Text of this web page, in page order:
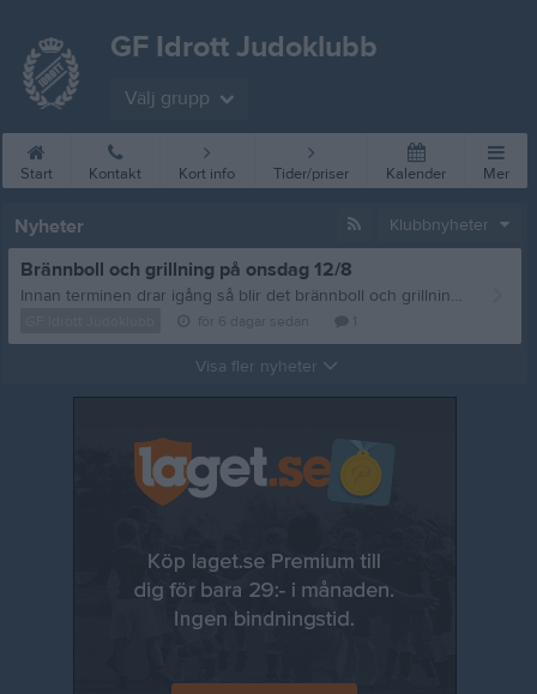
GF Idrott Judoklubb
Välj grupp
Start Kontakt Kort info Tider/priser Kalender Mer
Nyheter Klubbnyheter
Brännboll och grillning på onsdag 12/8
Innan terminen drar igång så blir det brännboll och grillning, vi sammlas på onsdag 12/8 vid Storan 18:00. Frågor eller matpreferenser? Mejla: styrelsen@gfidrottjudoklubb.se /tränarna
Visa fler nyheter